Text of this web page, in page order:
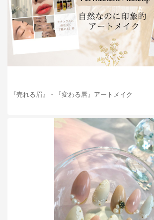
『売れる眉』・『変わる唇』アートメイク